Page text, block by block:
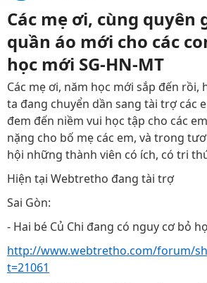
Các mẹ ơi, cùng quyên
quần áo mới cho các
học mới SG-HN-MT
Các mẹ ơi, năm học mới sắp đến rồi,
ta đang chuyển dần sang tài trợ các
đem đến niềm vui học tập cho các
nặng cho bố mẹ các em, và trong
hội những thành viên có ích, có tri
Hiện tại Webtretho đang tài trợ
Sai Gòn:
- Hai bé Củ Chi đang có nguy cơ bỏ
http://www.webtretho.com/forum/
t=21061